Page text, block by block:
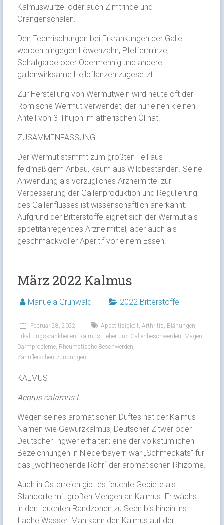
Kalmuswurzel oder auch Zimtrinde und
Orangenschalen.
Den Teemischungen bei Erkrankungen der Galle
werden hingegen Löwenzahn, Pfefferminze,
Schafgarbe oder Odermennig und andere
gallenwirksame Heilpflanzen zugesetzt.
Zur Herstellung von Wermutwein wird heute oft der
Römische Wermut verwendet, der nur einen kleinen
Anteil von β-Thujon im ätherischen Öl hat.
ZUSAMMENFASSUNG
Der Wermut stammt zum größten Teil aus
feldmäßigem Anbau, kaum aus Wildbeständen. Seine
Anwendung als vorzügliches Arzneimittel zur
Verbesserung der Gallenproduktion und Regulierung
des Gallenflusses ist wissenschaftlich anerkannt.
Aufgrund der Bitterstoffe eignet sich der Wermut als
appetitanregendes Arzneimittel, aber auch als
geschmackvoller Aperitif vor einem Essen.
März 2022 Kalmus
Manuela Grunwald 2022 Bitterstoffe
Februar 28, 2022 Appetitlsigkeit Arthritis Blähungen
Erkältungskrankheiten Kalmus Leber und Gallenbeschwerden Magen-
Darmprobleme, Rheumatische Beschwerden
Zahnfleischentzündungen
KALMUS
Acorus calamus L.
Wegen seines aromatischen Duftes hat der Kalmus
Namen wie Gewürzkalmus, Deutscher Zitwer oder
Deutscher Ingwer erhalten; eine der volkstümlichen
Bezeichnungen in Niederbayern war „Schmeckats“ für
das „wohlriechende Rohr“ der aromatischen Rhizome.
Auch in Österreich gibt es feuchte Gebiete als
Standorte mit großen Mengen an Kalmus. Er wächst
in den feuchten Randzonen zu Seen bis hinein ins
flache Wasser. Man kann den Kalmus auf der